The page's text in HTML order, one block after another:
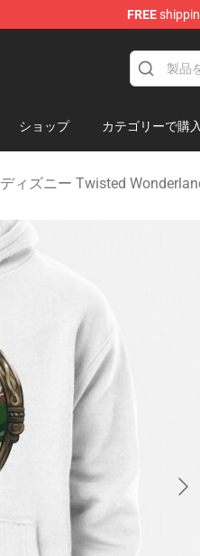
FREE
ショップ カテゴリーで購入
ディズニー Twisted